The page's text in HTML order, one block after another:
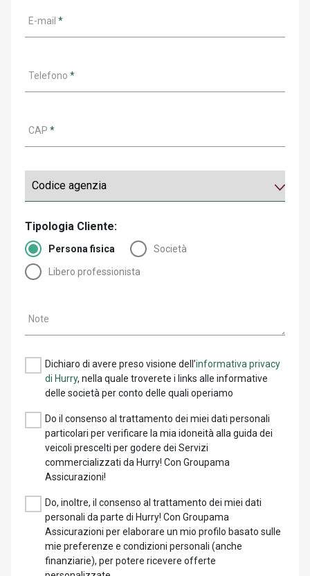
E-mail *
Telefono *
CAP *
Tipologia Cliente:
Persona fisica Società
Libero professionista
Note
Dichiaro di avere preso visione dell’informativa privacy
di Hurry, nella quale troverete i links alle informative
delle società per conto delle quali operiamo
Do il consenso al trattamento dei miei dati personali
particolari per verificare la mia idoneità alla guida dei
veicoli prescelti per godere dei Servizi
commercializzati da Hurry! Con Groupama
Assicurazioni!
Do, inoltre, il consenso al trattamento dei miei dati
personali da parte di Hurry! Con Groupama
Assicurazioni per elaborare un mio profilo basato sulle
mie preferenze e condizioni personali (anche
finanziarie), per potere ricevere offerte